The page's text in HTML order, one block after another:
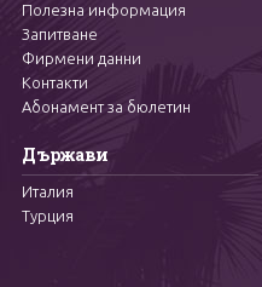
Полезна информация
Запитване
Фирмени данни
Контакти
Абонамент за бюлетин
Държави
Италия
Турция